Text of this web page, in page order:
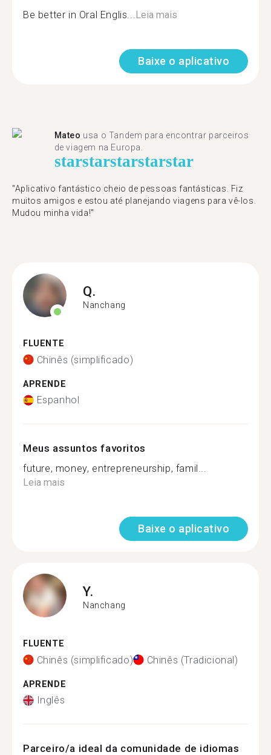
Be better in Oral Englis...Leia mais
Baixe o aplicativo
Mateo usa o Tandem para encontrar parceiros
de viagem na Europa.
starstarstarstarstar
"Aplicativo fantástico cheio de pessoas fantásticas. Fiz
muitos amigos e estou até planejando viagens para vê-los.
Mudou minha vida!"
Q.
Nanchang
FLUENTE
Chinês (simplificado)
APRENDE
Espanhol
Meus assuntos favoritos
future, money, entrepreneurship, famil...
Leia mais
Baixe o aplicativo
Y.
Nanchang
FLUENTE
Chinês (simplificado) Chinês (Tradicional)
APRENDE
Inglês
Parceiro/a ideal da comunidade de idiomas